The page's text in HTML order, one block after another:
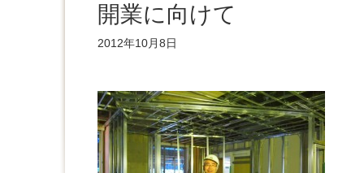
開業に向けて
2012年10月8日